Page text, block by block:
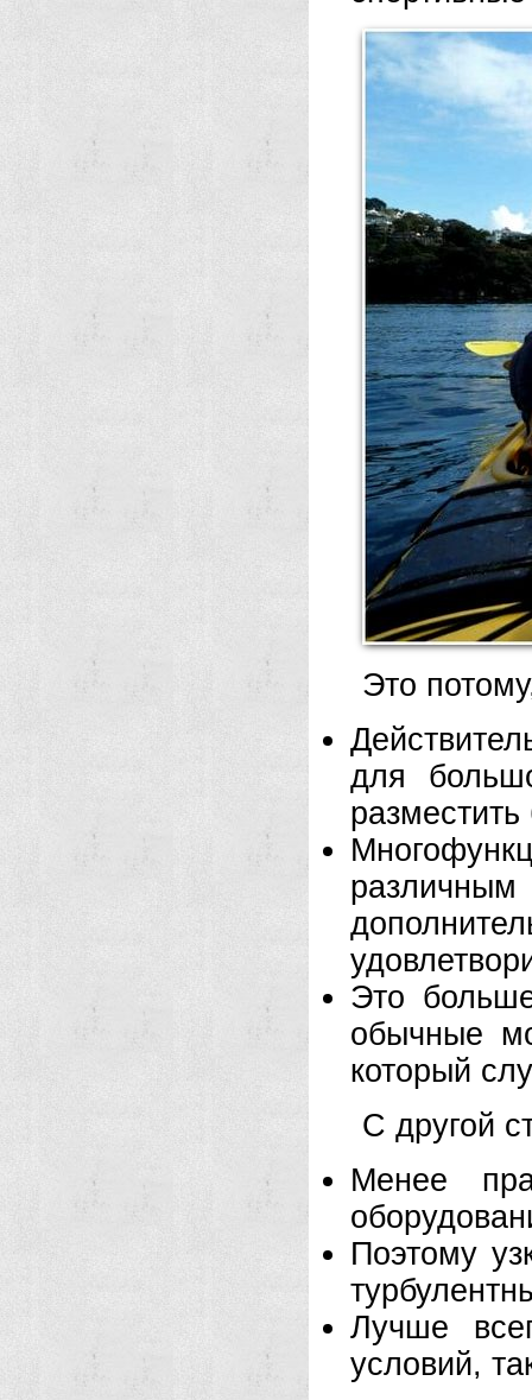
Это
для
Это
обычные
который
С другой
Менее
Поэтому
Лучше
условий,